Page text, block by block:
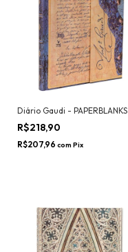
Diário Gaudi - PAPERBLANKS
R$218,90
R$207,96 com Pix